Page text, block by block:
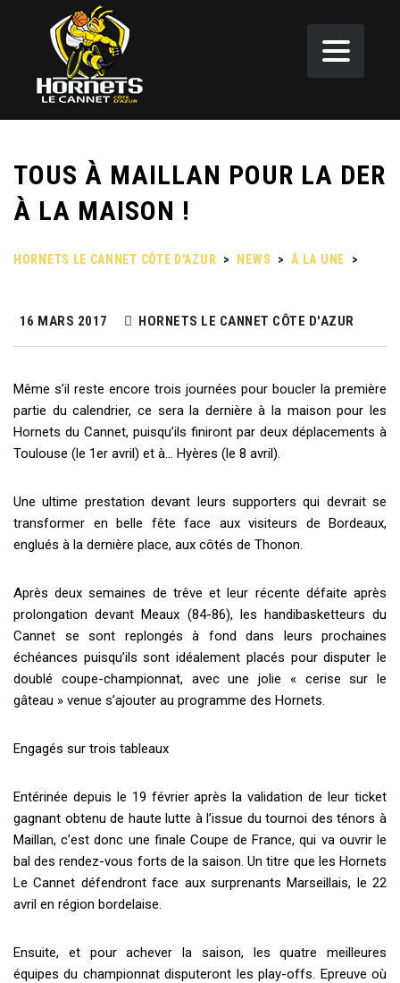
TOUS À MAILLAN POUR LA DER
À LA MAISON !
HORNETS LE CANNET CÔTE D'AZUR > NEWS > À LA UNE
>
16 MARS 2017 HORNETS LE CANNET CÔTE D'AZUR
Même s’il reste encore trois journées pour boucler la première
partie du calendrier, ce sera la dernière à la maison pour les
Hornets du Cannet, puisqu’ils finiront par deux déplacements à
Toulouse (le 1er avril) et à… Hyères (le 8 avril).
Une ultime prestation devant leurs supporters qui devrait se
transformer en belle fête face aux visiteurs de Bordeaux,
englués à la dernière place, aux côtés de Thonon.
Après deux semaines de trêve et leur récente défaite après
prolongation devant Meaux (84-86), les handibasketteurs du
Cannet se sont replongés à fond dans leurs prochaines
échéances puisqu’ils sont idéalement placés pour disputer le
doublé coupe-championnat, avec une jolie « cerise sur le
gâteau » venue s’ajouter au programme des Hornets.
Engagés sur trois tableaux
Entérinée depuis le 19 février après la validation de leur ticket
gagnant obtenu de haute lutte à l’issue du tournoi des ténors à
Maillan, c’est donc une finale Coupe de France, qui va ouvrir le
bal des rendez-vous forts de la saison. Un titre que les Hornets
Le Cannet défendront face aux surprenants Marseillais, le 22
avril en région bordelaise.
Ensuite, et pour achever la saison, les quatre meilleures
équipes du championnat disputeront les play-offs. Epreuve où